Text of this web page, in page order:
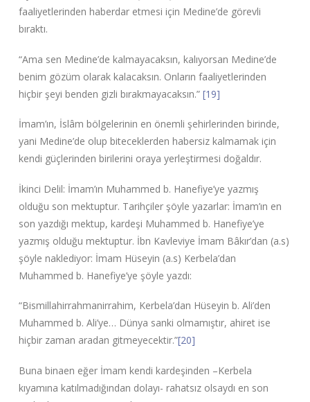
faaliyetlerinden haberdar etmesi için Medine’de görevli
bıraktı.
“Ama sen Medine’de kalmayacaksın, kalıyorsan Medine’de
benim gözüm olarak kalacaksın. Onların faaliyetlerinden
hiçbir şeyi benden gizli bırakmayacaksın.” [19]
İmam’ın, İslâm bölgelerinin en önemli şehirlerinden birinde,
yani Medine’de olup biteceklerden habersiz kalmamak için
kendi güçlerinden birilerini oraya yerleştirmesi doğaldır.
İkinci Delil: İmam’ın Muhammed b. Hanefiye’ye yazmış
olduğu son mektuptur. Tarihçiler şöyle yazarlar: İmam’ın en
son yazdığı mektup, kardeşi Muhammed b. Hanefiye’ye
yazmış olduğu mektuptur. İbn Kavleviye İmam Bâkır’dan (a.s)
şöyle naklediyor: İmam Hüseyin (a.s) Kerbela’dan
Muhammed b. Hanefiye’ye şöyle yazdı:
“Bismillahirrahmanirrahim, Kerbela’dan Hüseyin b. Ali’den
Muhammed b. Ali’ye… Dünya sanki olmamıştır, ahiret ise
hiçbir zaman aradan gitmeyecektir.”[20]
Buna binaen eğer İmam kendi kardeşinden –Kerbela
kıyamına katılmadığından dolayı- rahatsız olsaydı en son